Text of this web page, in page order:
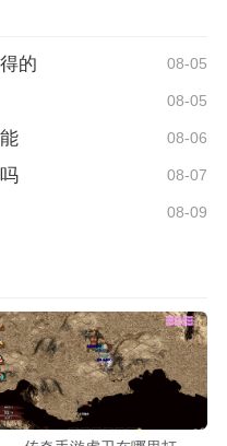
的 08-05
08-05
08-06
08-07
08-09